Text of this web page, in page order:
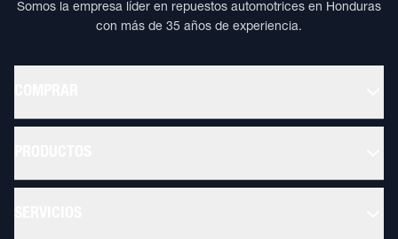
Somos la empresa líder en repuestos automotrices en Honduras
con más de 35 años de experiencia.